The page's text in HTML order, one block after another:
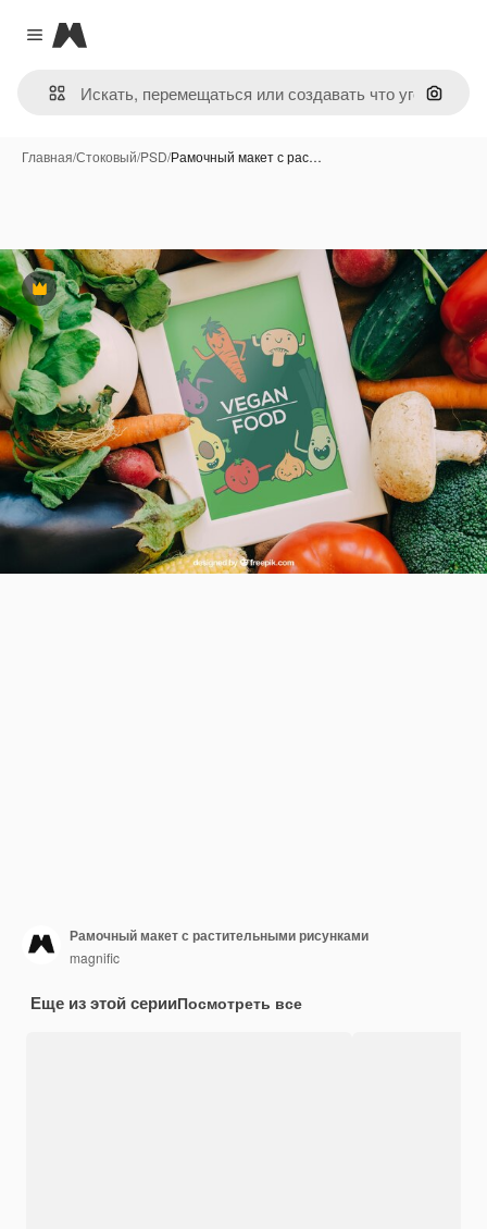
Close menu
Magnific
Поиск
Главная/Стоковый/PSD/Рамочный макет с рас…
Премиум
Рамочный макет с растительными рисунками
magnific
Еще из этой серииПосмотреть все